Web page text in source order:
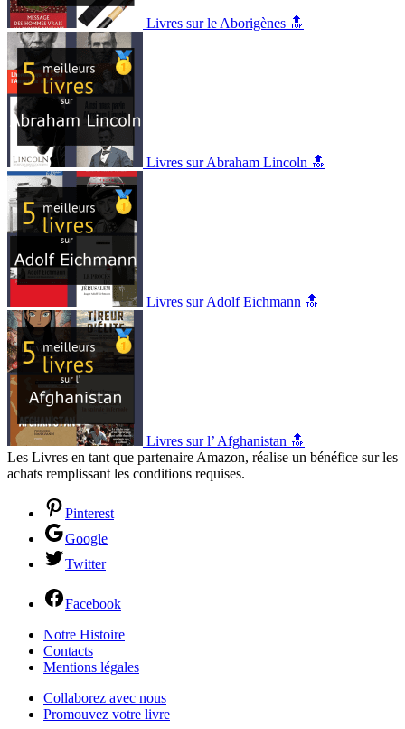
Livres sur le Aborigènes 🔝
Livres sur Abraham Lincoln 🔝
Livres sur Adolf Eichmann 🔝
Livres sur l’ Afghanistan 🔝
Les Livres en tant que partenaire Amazon, réalise un bénéfice sur les
achats remplissant les conditions requises.
Pinterest
Google
Twitter
Facebook
Notre Histoire
Contacts
Mentions légales
Collaborez avec nous
Promouvez votre livre